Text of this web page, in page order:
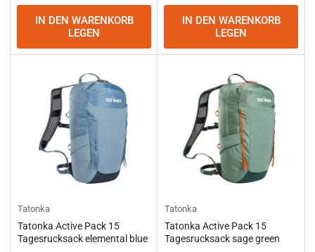
Preis
IN DEN WARENKORB
LEGEN
Preis
IN DEN WARENKORB
LEGEN
Tatonka
Tatonka Active Pack 15
Tagesrucksack elemental blue
Tatonka
Tatonka Active Pack 15
Tagesrucksack sage green